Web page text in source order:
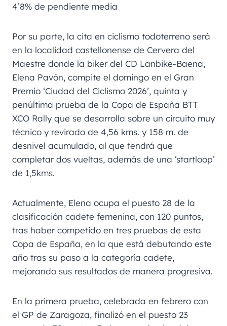
4’8% de pendiente media
Por su parte, la cita en ciclismo todoterreno será
en la localidad castellonense de Cervera del
Maestre donde la biker del CD Lanbike-Baena,
Elena Pavón, compite el domingo en el Gran
Premio ‘Ciudad del Ciclismo 2026’, quinta y
penúltima prueba de la Copa de España BTT
XCO Rally que se desarrolla sobre un circuito muy
técnico y revirado de 4,56 kms. y 158 m. de
desnivel acumulado, al que tendrá que
completar dos vueltas, además de una ‘startloop’
de 1,5kms.
Actualmente, Elena ocupa el puesto 28 de la
clasificación cadete femenina, con 120 puntos,
tras haber competido en tres pruebas de esta
Copa de España, en la que está debutando este
año tras su paso a la categoría cadete,
mejorando sus resultados de manera progresiva.
En la primera prueba, celebrada en febrero con
el GP de Zaragoza, finalizó en el puesto 23